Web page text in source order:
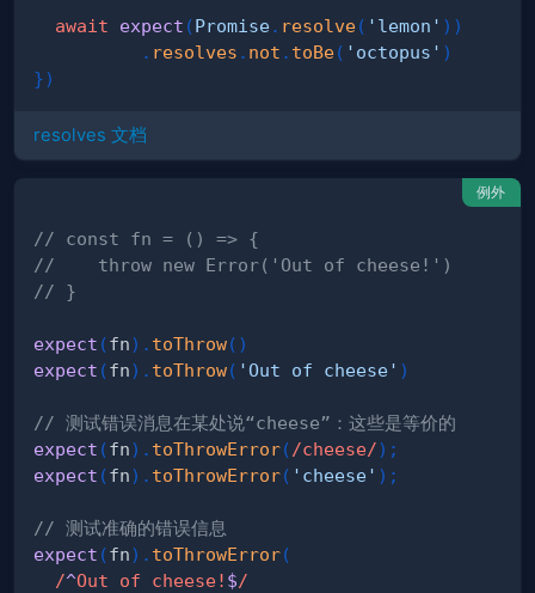
await expect (Promise. resolve( 'lemon' ) )
. resolves . not . toBe( 'octopus' )
})
resolves 文档
例外
// const fn = () => {
//    throw new Error('Out of cheese!')
// }
expect (fn) . toThrow( )
expect (fn) . toThrow( 'Out of cheese' )
// 测试错误消息在某处说“cheese”：这些是等价的
expect (fn) . toThrowError( /cheese/) ;
expect (fn) . toThrowError( 'cheese' ) ;
// 测试准确的错误信息
expect (fn) . toThrowError(
/^Out of cheese! $/